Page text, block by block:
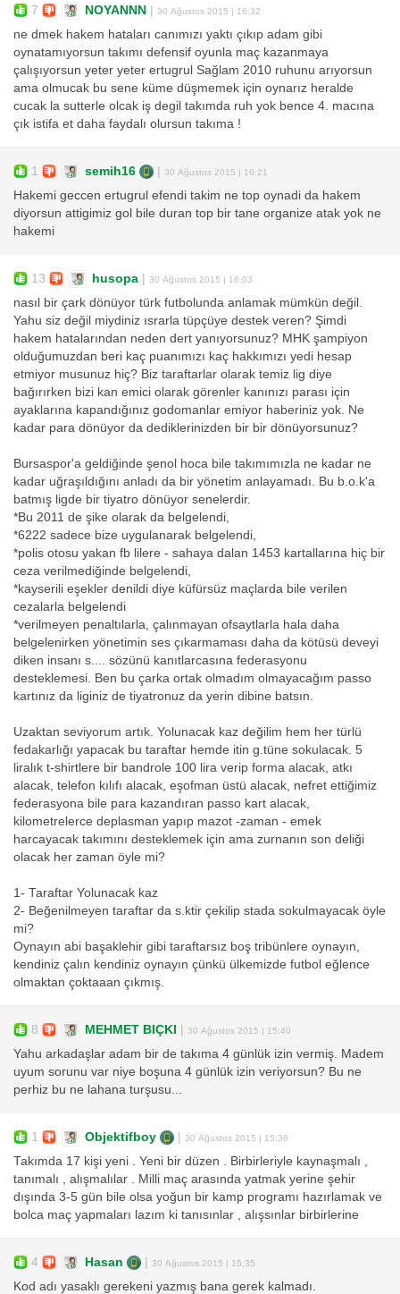
7 NOYANNN | 30 Ağustos 2015 | 16:32
ne dmek hakem hataları canımızı yaktı çıkıp adam gibi
oynatamıyorsun takımı defensif oyunla maç kazanmaya
çalışıyorsun yeter yeter ertugrul Sağlam 2010 ruhunu arıyorsun
ama olmucak bu sene küme düşmemek için oynarız heralde
cucak la sutterle olcak iş degil takımda ruh yok bence 4. macına
çık istifa et daha faydalı olursun takıma !
1 semih16 | 30 Ağustos 2015 | 16:21
Hakemi geccen ertugrul efendi takim ne top oynadi da hakem
diyorsun attigimiz gol bile duran top bir tane organize atak yok ne
hakemi
13 husopa | 30 Ağustos 2015 | 16:03
nasıl bir çark dönüyor türk futbolunda anlamak mümkün değil.
Yahu siz değil miydiniz ısrarla tüpçüye destek veren? Şimdi
hakem hatalarından neden dert yanıyorsunuz? MHK şampiyon
olduğumuzdan beri kaç puanımızı kaç hakkımızı yedi hesap
etmiyor musunuz hiç? Biz taraftarlar olarak temiz lig diye
bağırırken bizi kan emici olarak görenler kanınızı parası için
ayaklarına kapandığınız godomanlar emiyor haberiniz yok. Ne
kadar para dönüyor da dediklerinizden bir bir dönüyorsunuz?
Bursaspor'a geldiğinde şenol hoca bile takımımızla ne kadar ne
kadar uğraşıldığını anladı da bir yönetim anlayamadı. Bu b.o.k'a
batmış ligde bir tiyatro dönüyor senelerdir.
*Bu 2011 de şike olarak da belgelendi,
*6222 sadece bize uygulanarak belgelendi,
*polis otosu yakan fb lilere - sahaya dalan 1453 kartallarına hiç bir
ceza verilmediğinde belgelendi,
*kayserili eşekler denildi diye küfürsüz maçlarda bile verilen
cezalarla belgelendi
*verilmeyen penaltılarla, çalınmayan ofsaytlarla hala daha
belgelenirken yönetimin ses çıkarmaması daha da kötüsü deveyi
diken insanı s.... sözünü kanıtlarcasına federasyonu
desteklemesi. Ben bu çarka ortak olmadım olmayacağım passo
kartınız da liginiz de tiyatronuz da yerin dibine batsın.
Uzaktan seviyorum artık. Yolunacak kaz değilim hem her türlü
fedakarlığı yapacak bu taraftar hemde itin g.tüne sokulacak. 5
liralık t-shirtlere bir bandrole 100 lira verip forma alacak, atkı
alacak, telefon kılıfı alacak, eşofman üstü alacak, nefret ettiğimiz
federasyona bile para kazandıran passo kart alacak,
kilometrelerce deplasman yapıp mazot -zaman - emek
harcayacak takımını desteklemek için ama zurnanın son deliği
olacak her zaman öyle mi?
1- Taraftar Yolunacak kaz
2- Beğenilmeyen taraftar da s.ktir çekilip stada sokulmayacak öyle
mi?
Oynayın abi başaklehir gibi taraftarsız boş tribünlere oynayın,
kendiniz çalın kendiniz oynayın çünkü ülkemizde futbol eğlence
olmaktan çoktaaan çıkmış.
8 MEHMET BIÇKI | 30 Ağustos 2015 | 15:40
Yahu arkadaşlar adam bir de takıma 4 günlük izin vermiş. Madem
uyum sorunu var niye boşuna 4 günlük izin veriyorsun? Bu ne
perhiz bu ne lahana turşusu...
1 Objektifboy | 30 Ağustos 2015 | 15:36
Takımda 17 kişi yeni . Yeni bir düzen . Birbirleriyle kaynaşmalı ,
tanımalı , alışmalılar . Milli maç arasında yatmak yerine şehir
dışında 3-5 gün bile olsa yoğun bir kamp programı hazırlamak ve
bolca maç yapmaları lazım ki tanısınlar , alışsınlar birbirlerine
4 Hasan | 30 Ağustos 2015 | 15:35
Kod adı yasaklı gerekeni yazmış bana gerek kalmadı.